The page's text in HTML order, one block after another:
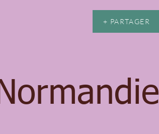
+ PARTAGER